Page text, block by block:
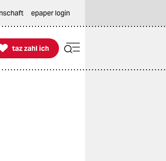
epaper login
zahl ich
taz zahl ich